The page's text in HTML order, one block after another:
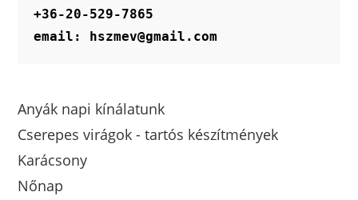
+36-20-529-7865
email: hszmev@gmail.com
Anyák napi kínálatunk
Cserepes virágok - tartós készítmények
Karácsony
Nőnap